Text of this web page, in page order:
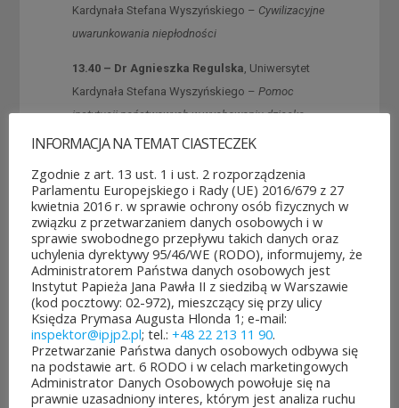
Kardynała Stefana Wyszyńskiego – Cywilizacyjne
uwarunkowania niepłodności
13.40 – Dr Agnieszka Regulska , Uniwersytet
Kardynała Stefana Wyszyńskiego – Pomoc
instytucji państwowych w wychowaniu dziecka
w rodzinie
13.50 – Mgr Waldemar Ziarek, Fundacja
Kierowca Bezpieczny – Rodzina – partner
bezpieczeństwa drogowego
14.10 – Prof. UKSW dr hab. Małgorzata
Przybysz-Zaremba, Uniwersytet Kardynała
Stefana Wyszyńskiego –Rodzina jako źródło
czynników ryzyka predysponujących (dzieci)
młodzież do doświadczania multiwiktymizacji –
przegląd wybranych aspektów i badań
14.15– Podsumowanie i zakończenie
INFORMACJA NA TEMAT CIASTECZEK
Zgodnie z art. 13 ust. 1 i ust. 2 rozporządzenia
Parlamentu Europejskiego i Rady (UE) 2016/679 z 27
kwietnia 2016 r. w sprawie ochrony osób fizycznych w
związku z przetwarzaniem danych osobowych i w
sprawie swobodnego przepływu takich danych oraz
uchylenia dyrektywy 95/46/WE (RODO), informujemy, że
Administratorem Państwa danych osobowych jest
Instytut Papieża Jana Pawła II z siedzibą w Warszawie
(kod pocztowy: 02-972), mieszczący się przy ulicy
Księdza Prymasa Augusta Hlonda 1; e-mail:
inspektor@ipjp2.pl; tel.: +48 22 213 11 90.
Przetwarzanie Państwa danych osobowych odbywa się
na podstawie art. 6 RODO i w celach marketingowych
Administrator Danych Osobowych powołuje się na
prawnie uzasadniony interes, którym jest analiza ruchu